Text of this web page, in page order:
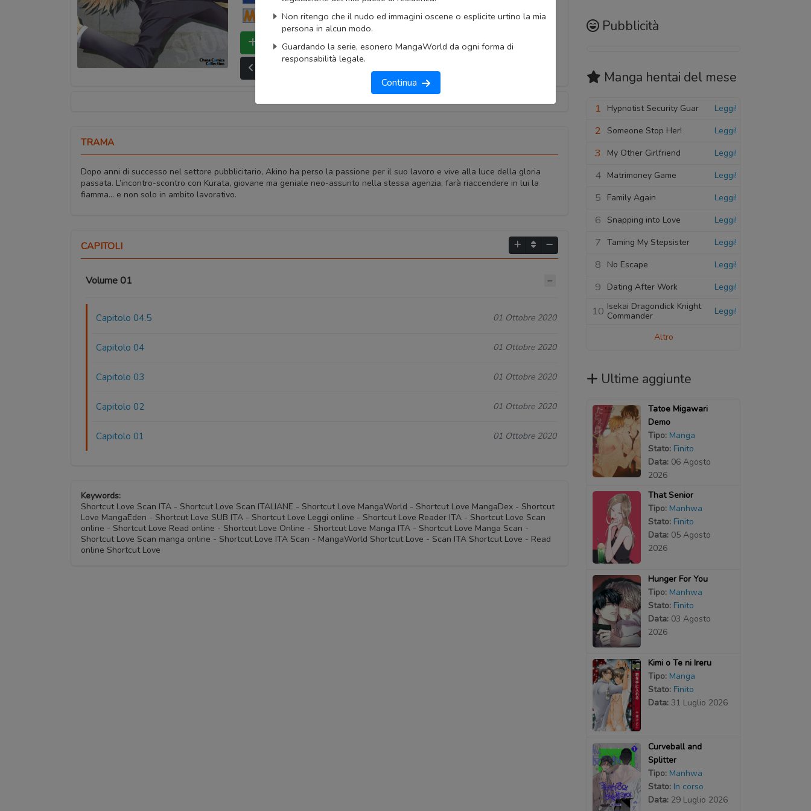
Non ritengo che il nudo ed immagini oscene o esplicite urtino la mia
persona in alcun modo.
Guardando la serie, esonero MangaWorld da ogni forma di
responsabilità legale.
Continua
MangaUpdates
Bookmark Lista capitoli
Segnala problema
Primo capitolo
TRAMA
Dopo anni di successo nel settore pubblicitario, Akino ha perso la passione per il suo lavoro e vive alla luce della gloria
passata. L’incontro-scontro con Kurata, giovane ma geniale neo-assunto nella stessa agenzia, farà riaccendere in lui la
fiamma… e non solo in ambito lavorativo.
CAPITOLI
Volume 01
Capitolo 04.5 01 Ottobre 2020
Capitolo 04 01 Ottobre 2020
Capitolo 03 01 Ottobre 2020
Capitolo 02 01 Ottobre 2020
Capitolo 01 01 Ottobre 2020
Keywords:
Shortcut Love Scan ITA - Shortcut Love Scan ITALIANE - Shortcut Love MangaWorld - Shortcut Love MangaDex - Shortcut
Love MangaEden - Shortcut Love SUB ITA - Shortcut Love Leggi online - Shortcut Love Reader ITA - Shortcut Love Scan
online - Shortcut Love Read online - Shortcut Love Online - Shortcut Love Manga ITA - Shortcut Love Manga Scan -
Shortcut Love Scan manga online - Shortcut Love ITA Scan - MangaWorld Shortcut Love - Scan ITA Shortcut Love - Read
online Shortcut Love
Pubblicità
Manga hentai del mese
1 Hypnotist Security Guar Leggi!
2 Someone Stop Her! Leggi!
3 My Other Girlfriend Leggi!
4 Matrimoney Game Leggi!
5 Family Again Leggi!
6 Snapping into Love Leggi!
7 Taming My Stepsister Leggi!
8 No Escape Leggi!
9 Dating After Work Leggi!
10 Isekai Dragondick Knight
Commander
Leggi!
Altro
Ultime aggiunte
Tatoe Migawari
Demo
Tipo: Manga
Stato: Finito
Data: 06 Agosto
2026
That Senior
Tipo: Manhwa
Stato: Finito
Data: 05 Agosto
2026
Hunger For You
Tipo: Manhwa
Stato: Finito
Data: 03 Agosto
2026
Kimi o Te ni Ireru
Tipo: Manga
Stato: Finito
Data: 31 Luglio 2026
Curveball and
Splitter
Tipo: Manhwa
Stato: In corso
Data: 29 Luglio 2026